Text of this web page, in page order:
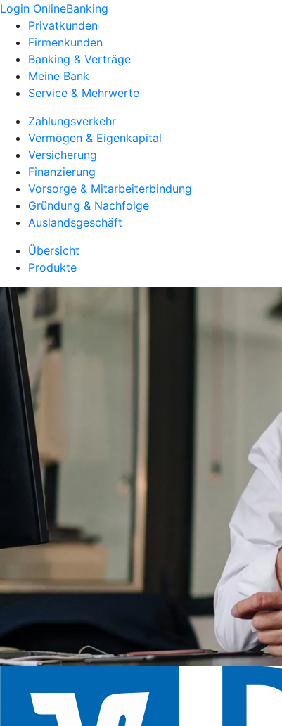
Login OnlineBanking
Privatkunden
Firmenkunden
Banking & Verträge
Meine Bank
Service & Mehrwerte
Zahlungsverkehr
Vermögen & Eigenkapital
Versicherung
Finanzierung
Vorsorge & Mitarbeiterbindung
Gründung & Nachfolge
Auslandsgeschäft
Übersicht
Produkte